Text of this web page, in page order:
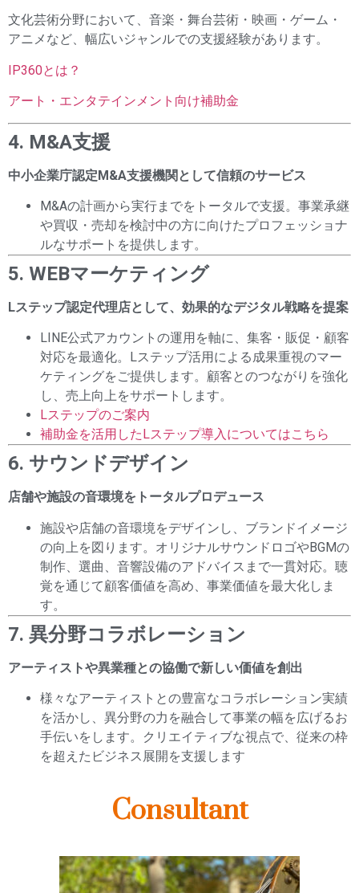
文化芸術分野において、音楽・舞台芸術・映画・ゲーム・
アニメなど、幅広いジャンルでの支援経験があります。
IP360とは？
アート・エンタテインメント向け補助金
4. M&A支援
中小企業庁認定M&A支援機関として信頼のサービス
M&Aの計画から実行までをトータルで支援。事業承継
や買収・売却を検討中の方に向けたプロフェッショナ
ルなサポートを提供します。
5. WEBマーケティング
Lステップ認定代理店として、効果的なデジタル戦略を提案
LINE公式アカウントの運用を軸に、集客・販促・顧客
対応を最適化。Lステップ活用による成果重視のマー
ケティングをご提供します。顧客とのつながりを強化
し、売上向上をサポートします。
Lステップのご案内
補助金を活用したLステップ導入についてはこちら
6. サウンドデザイン
店舗や施設の音環境をトータルプロデュース
施設や店舗の音環境をデザインし、ブランドイメージ
の向上を図ります。オリジナルサウンドロゴやBGMの
制作、選曲、音響設備のアドバイスまで一貫対応。聴
覚を通じて顧客価値を高め、事業価値を最大化しま
す。
7. 異分野コラボレーション
アーティストや異業種との協働で新しい価値を創出
様々なアーティストとの豊富なコラボレーション実績
を活かし、異分野の力を融合して事業の幅を広げるお
手伝いをします。クリエイティブな視点で、従来の枠
を超えたビジネス展開を支援します
Consultant